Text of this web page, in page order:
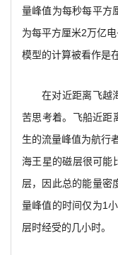
量峰值为每秒每平方
为每平方厘米2万亿
模型的计算被看作是
在对近距离飞越
苦思考着。飞船近距
生的流量峰值为航行
海王星的磁层很可能
层，因此总的能量密
量峰值的时间仅为1
层时经受的几小时。